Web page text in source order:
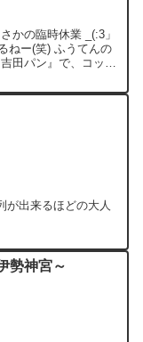
かの臨時休業 _(:3」
ねー(笑) ふうてんの
田パン』で、コッペ
が出来るほどの大人
勢神宮～